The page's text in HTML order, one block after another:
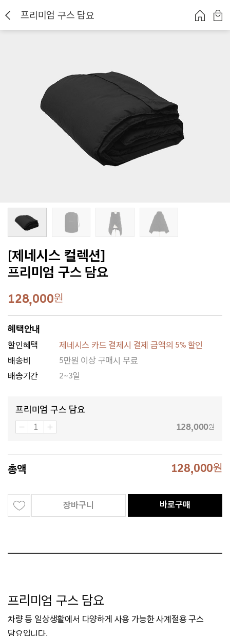
프리미엄 구스 담요
[제네시스 컬렉션]
프리미엄 구스 담요
128,000원
혜택안내
할인혜택
제네시스 카드 결제시 결제 금액의 5% 할인
배송비
5만원 이상 구매시 무료
배송기간
2~3일
프리미엄 구스 담요
128,000원
총액 128,000원
장바구니 바로구매
프리미엄 구스 담요
차량 등 일상생활에서 다양하게 사용 가능한 사계절용 구스
담요입니다.